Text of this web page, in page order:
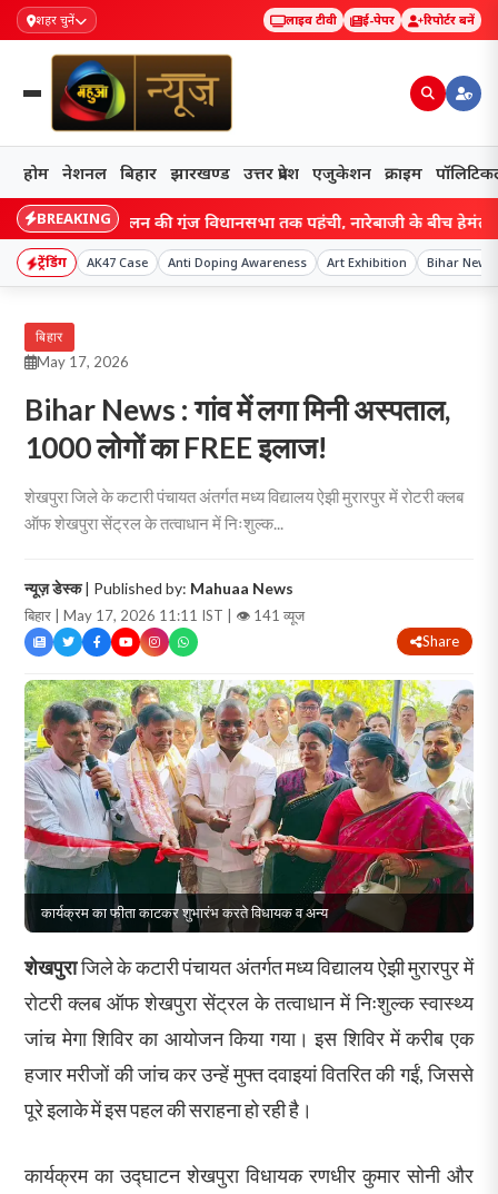
शहर चुनें लाइव टीवी ई-पेपर रिपोर्टर बनें
होम नेशनल बिहार झारखण्ड उत्तर प्रदेश एजुकेशन क्राइम
BREAKING
आंदोलन की गूंज विधानसभा तक पहुंची, नारेबाजी के बीच हेमंत सरकार ने
ट्रेंडिंग AK47 Case Anti Doping Awareness Art Exhibition Bihar News
बिहार
May 17, 2026
Bihar News : गांव में लगा मिनी अस्पताल,
1000 लोगों का FREE इलाज!
शेखपुरा जिले के कटारी पंचायत अंतर्गत मध्य विद्यालय ऐझी मुरारपुर में रोटरी क्लब
ऑफ शेखपुरा सेंट्रल के तत्वाधान में निःशुल्क...
न्यूज़ डेस्क| Published by: Mahuaa News
बिहार | May 17, 2026 11:11 IST | 👁 141 व्यूज
Share
कार्यक्रम का फीता काटकर शुभारंभ करते विधायक व अन्य
शेखपुराजिले के कटारी पंचायत अंतर्गत मध्य विद्यालय ऐझी मुरारपुर में
रोटरी क्लब ऑफ शेखपुरा सेंट्रल के तत्वाधान में निःशुल्क स्वास्थ्य
जांच मेगा शिविर का आयोजन किया गया। इस शिविर में करीब एक
हजार मरीजों की जांच कर उन्हें मुफ्त दवाइयां वितरित की गईं, जिससे
पूरे इलाके में इस पहल की सराहना हो रही है।
कार्यक्रम का उद्घाटन शेखपुरा विधायक रणधीर कुमार सोनी और